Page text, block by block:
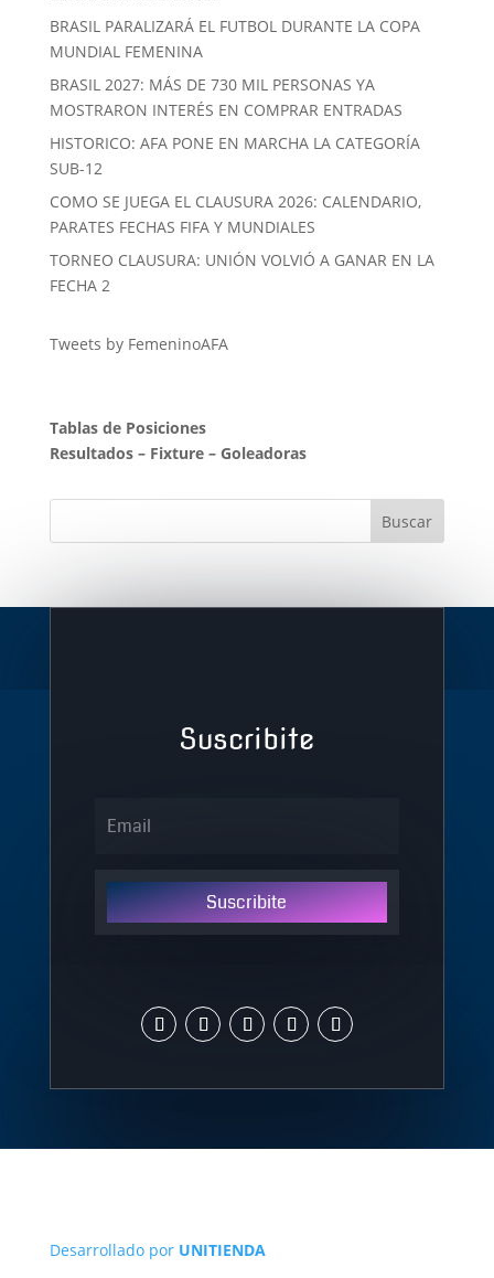
BRASIL PARALIZARÁ EL FUTBOL DURANTE LA COPA
MUNDIAL FEMENINA
BRASIL 2027: MÁS DE 730 MIL PERSONAS YA
MOSTRARON INTERÉS EN COMPRAR ENTRADAS
HISTORICO: AFA PONE EN MARCHA LA CATEGORÍA
SUB-12
COMO SE JUEGA EL CLAUSURA 2026: CALENDARIO,
PARATES FECHAS FIFA Y MUNDIALES
TORNEO CLAUSURA: UNIÓN VOLVIÓ A GANAR EN LA
FECHA 2
Tweets by FemeninoAFA
Tablas de Posiciones
Resultados– Fixture– Goleadoras
Suscribite
Suscribite
Desarrollado por UNITIENDA